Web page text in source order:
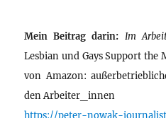
Mein Beitrag darin: Im
Lesbian und Gays Support
von Amazon:
den Arbeiter_innen
https://peter-nowak-